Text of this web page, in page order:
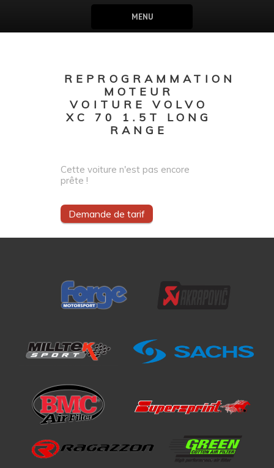
MENU
REPROGRAMMATION
MOTEUR
VOITURE VOLVO
XC 70 1.5T LONG
RANGE
Cette voiture n'est pas encore
prête !
Demande de tarif